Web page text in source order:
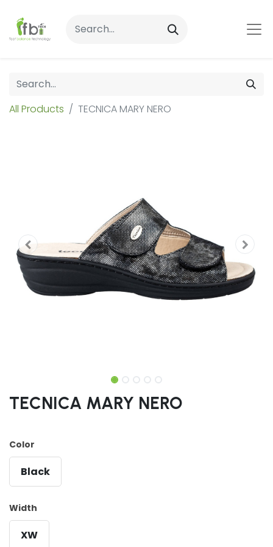
All Products TECNICA MARY NERO
TECNICA MARY NERO
Color
Black
Width
XW